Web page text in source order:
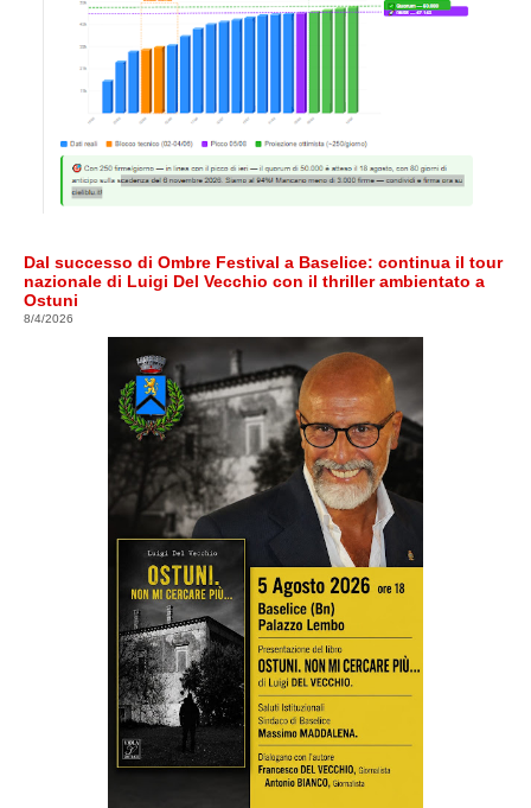
Dal successo di Ombre Festival a Baselice: continua il tour
nazionale di Luigi Del Vecchio con il thriller ambientato a
Ostuni
8/4/2026